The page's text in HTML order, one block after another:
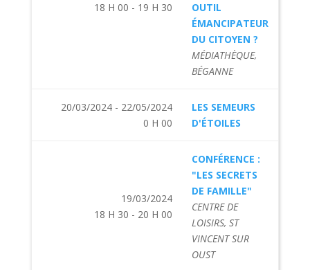
18 H 00 - 19 H 30
OUTIL
ÉMANCIPATEUR
DU CITOYEN ?
MÉDIATHÈQUE,
BÉGANNE
20/03/2024 - 22/05/2024
0 H 00
LES SEMEURS
D'ÉTOILES
19/03/2024
18 H 30 - 20 H 00
CONFÉRENCE :
"LES SECRETS
DE FAMILLE"
CENTRE DE
LOISIRS, ST
VINCENT SUR
OUST